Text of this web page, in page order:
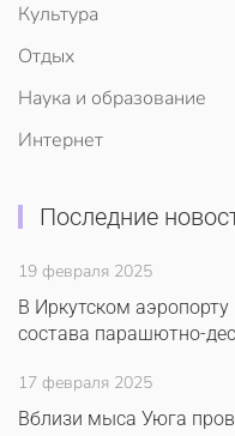
Культура
Отдых
Наука и образование
Интернет
Последние
19 февраля 2025
В Иркутском
состава парашютно-
17 февраля 2025
Вблизи мыса Уюга